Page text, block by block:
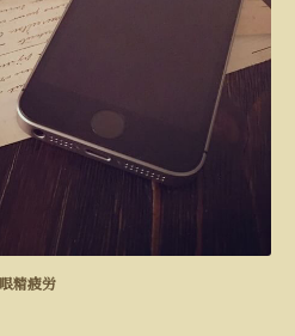
眼精疲労